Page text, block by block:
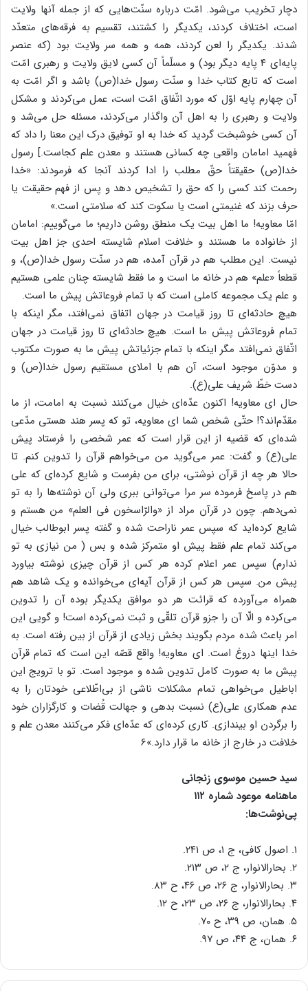
دچار تخریب می‌شود. امّت درباره سنّت‌هایی که از جمله آنها ولایت
است، اختلاف کردند، یکدیگر را کشتند، تقسیم به فرقه‌های متعدّد
شدند. یکدیگر را لعن کردند، همه و همه سر ولایت بود (که عنصر
پایه‌ای ۴ پایه دیگر بود) و مسلّماً آن کسی لایق ولایت و رهبری امّت
است که تابع کتاب خدا و سنّت رسول خدا(ص) باشد و اگر امّت به
آن چهارم پایه اوّل که مورد اتّفاق امّت است، عمل می‌کردند و مشکل
ولایت و رهبری را به اهل آن واگذار می‌کردند، مسئله حل می‌شد و
آن کسی خوشبخت گردید که خدا به او توفیق درک این معنا را داد که
فهمید امامان واقعی چه کسانی هستند و معدن علم کجاست.] رسول
خدا(ص) حقیقتاً حقّ مطلب را ادا کردند آنجا که فرمودند: «خدا
رحمت کند کسی را که حق را تشخیص دهد و پس از فهم حقیقت یا
حرف بزند که غنیمتی است یا سکوت کند که سلامتی است.»
امّا معاویه! ما اهل بیت یک منطق روشن داریم؛ ما می‌گوییم: امامان
از خانواده ما هستند و خلافت اسلام شایسته احدی جز اهل بیت
نیست. این مطلب هم در قرآن آمده، هم در سنّت رسول خدا(ص)، و
قطعاً «علم» هم در خانه ما است و ما فقط شایسته چنان علمی هستیم
و علم یک مجموعه کاملی است که با تمام فروعاتش پیش ما است.
هیچ حادثه‌ای تا روز قیامت در جهان اتفاق نمی‌افتد، مگر اینکه با
تمام فروعاتش پیش ما است. هیچ حادثه‌ای تا روز قیامت در جهان
اتّفاق نمی‌افتد مگر اینکه با تمام جزئیاتش پیش ما به صورت مکتوب
و مدوّن موجود است، آن هم با املای مستقیم رسول خدا(ص) و
دست خطّ شریف علی(ع).
حال ای معاویه! اکنون عدّه‌ای خیال می‌کنند نسبت به امامت، از ما
مقدّم‌اند؟! حتّی شخص شما ای معاویه، تو که پسر هند هستی مدّعی
شده‌ای که قضیه از این قرار است که عمر شخصی را فرستاد پیش
علی(ع) و گفت: عمر می‌گوید من می‌خواهم قرآن را تدوین کنم. تا
حالا هر چه از قرآن نوشتی، برای من بفرست و شایع کرده‌ای که علی
هم در پاسخ فرموده سر مرا می‌توانی ببری ولی آن نوشته‌ها را به تو
نمی‌دهم. چون در قرآن مراد از «والرّاسخون فی العلم» من هستم و
شایع کرده‌اید که سپس عمر ناراحت شده و گفته پسر ابوطالب خیال
می‌کند تمام علم فقط پیش او متمرکز شده و بس ( من نیازی به تو
ندارم) سپس عمر اعلام کرده هر کس از قرآن چیزی نوشته بیاورد
پیش من. سپس هر کس از قرآن آیه‌ای می‌خوانده و یک شاهد هم
همراه می‌آورده که قرائت هر دو موافق یکدیگر بوده آن را تدوین
می‌کرده و الّا آن را جزو قرآن تلقّی و ثبت نمی‌کرده است! و گویی این
امر باعث شده مردم بگویند بخش زیادی از قرآن از بین رفته است. به
خدا اینها دروغ است. ای معاویه! واقع قصّه این است که تمام قرآن
پیش ما به صورت کامل تدوین شده و موجود است. تو با ترویج این
اباطیل می‌خواهی تمام مشکلات ناشی از بی‌اطّلاعی خودتان را به
عدم همکاری علی(ع) نسبت بدهی و جهالت قُضات و کارگزاران خود
را برگردن او بیندازی. کاری کرده‌ای که عدّه‌ای فکر می‌کنند معدن علم و
خلافت در خارج از خانه ما قرار دارد.»6
سید حسین موسوی زنجانی
ماهنامه موعود شماره ۱۱۲
پی‌نوشت‌ها:
۱. اصول کافی، ج ۱، ص ۲۴۱.
۲. بحارالانوار، ج ۲، ص ۲۱۳.
۳. بحارالانوار، ج ۲۶، ص ۴۶، ح ۸۳.
۴. بحارالانوار، ج ۲۶، ص ۲۳، ح ۱۲.
۵. همان، ص ۳۹، ح ۷۰.
۶. همان، ج ۴۴، ص ۹۷.